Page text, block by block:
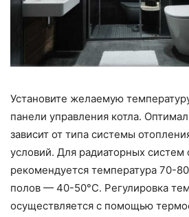
Установите желаемую
панели управления котла.
зависит от типа системы
условий. Для радиаторных систем
рекомендуется температура 70-
полов — 40-50°C. Регулировка
осуществляется с помощью